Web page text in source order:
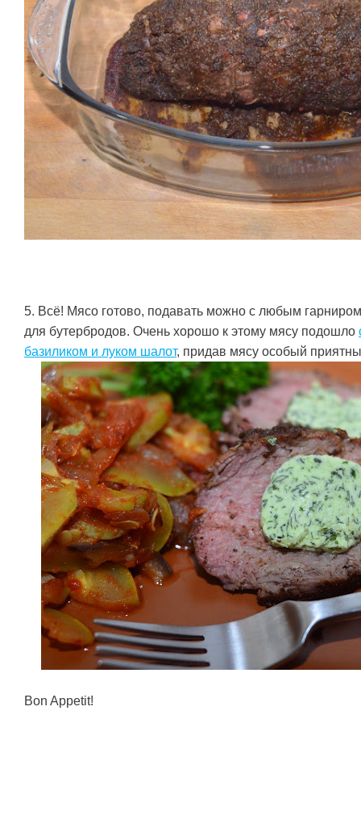
5. Всё! Мясо готово, подавать можно с любым
для бутербродов. Очень хорошо к этому мясу подошло
базиликом и луком шалот, придав мясу особый
Bon Appetit!